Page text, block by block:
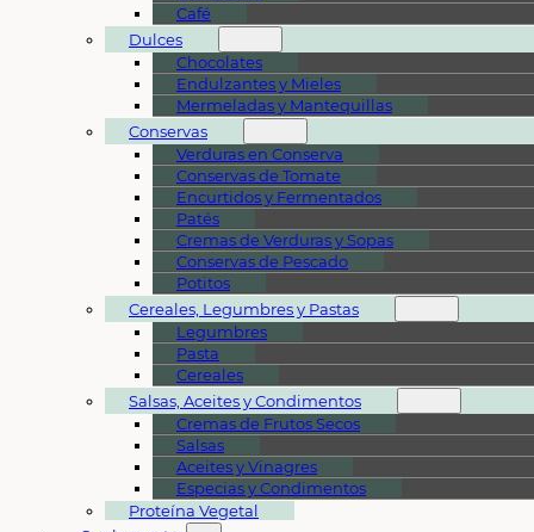
Café
Dulces
Chocolates
Endulzantes y Mieles
Mermeladas y Mantequillas
Conservas
Verduras en Conserva
Conservas de Tomate
Encurtidos y Fermentados
Patés
Cremas de Verduras y Sopas
Conservas de Pescado
Potitos
Cereales, Legumbres y Pastas
Legumbres
Pasta
Cereales
Salsas, Aceites y Condimentos
Cremas de Frutos Secos
Salsas
Aceites y Vinagres
Especias y Condimentos
Proteína Vegetal